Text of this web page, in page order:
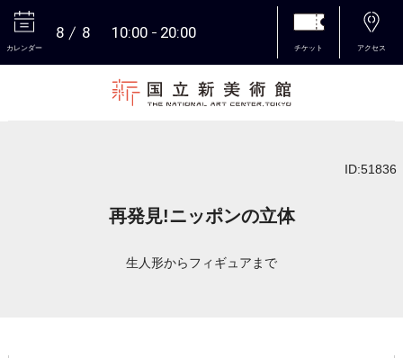
カレンダー
8 8 10:00 20:00
チケット アクセス
ID:51836
再発見!ニッポンの立体
生人形からフィギュアまで